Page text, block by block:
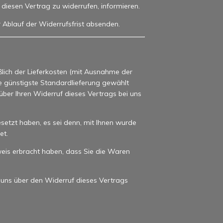
Vertrag zu widerrufen, informieren.
der Widerrufsfrist absenden.
der Lieferkosten (mit Ausnahme der
günstigste Standardlieferung gewählt
Ihren Widerruf dieses Vertrags bei uns
haben, es sei denn, mit Ihnen wurde
erbracht haben, dass Sie die Waren
über den Widerruf dieses Vertrags